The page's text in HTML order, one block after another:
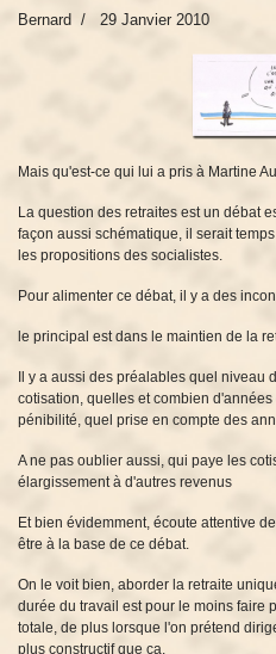
Bernard 29 Janvier 2010
Mais qu'est-ce qui lui a pris à Martine
La question des retraites est un débat
façon aussi schématique, il serait
les propositions des socialistes.
Pour alimenter ce débat, il y a des
le principal est dans le maintien de la
Il y a aussi des préalables quel niveau
cotisation, quelles et combien
pénibilité, quel prise en compte des
A ne pas oublier aussi, qui paye les
élargissement à d'autres revenus
Et bien évidemment, écoute attentive
être à la base de ce débat.
On le voit bien, aborder la retraite
durée du travail est pour le moins faire
totale, de plus lorsque l'on prétend
plus constructif que ça.